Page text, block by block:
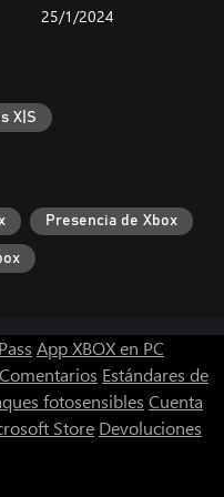
25/1/2024
X|S
Presencia de Xbox
App XBOX en PC
Comentarios Estándares de
fotosensibles Cuenta
Store Devoluciones